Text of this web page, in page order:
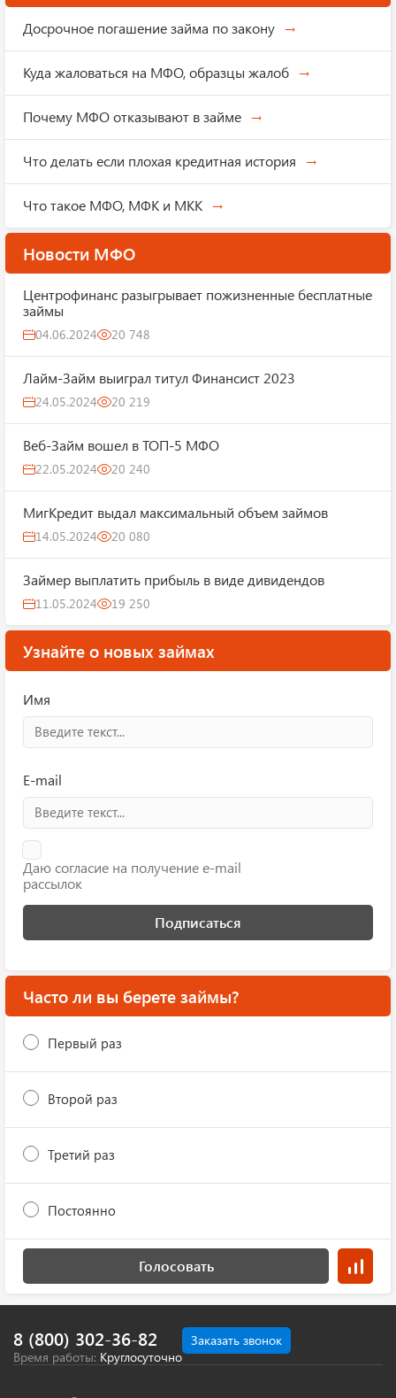
Досрочное погашение займа по закону
Куда жаловаться на МФО, образцы жалоб
Почему МФО отказывают в займе
Что делать если плохая кредитная история
Что такое МФО, МФК и МКК
Новости МФО
Центрофинанс разыгрывает пожизненные бесплатные
займы
04.06.2024 20 748
Лайм-Займ выиграл титул Финансист 2023
24.05.2024 20 219
Веб-Займ вошел в ТОП-5 МФО
22.05.2024 20 240
МигКредит выдал максимальный объем займов
14.05.2024 20 080
Займер выплатить прибыль в виде дивидендов
11.05.2024 19 250
Узнайте о новых займах
Имя
E-mail
Даю согласие на получение e-mail
рассылок
Подписаться
Часто ли вы берете займы?
Первый раз
Второй раз
Третий раз
Постоянно
Голосовать
Заказать звонок
8 (800) 302-36-82
Время работы: Круглосуточно